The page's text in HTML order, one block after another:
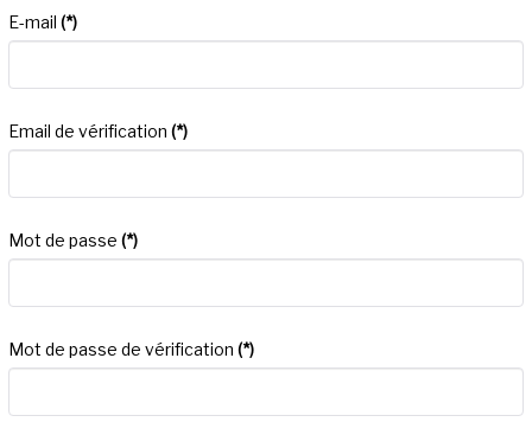
E-mail (*)
Email de vérification (*)
Mot de passe (*)
Mot de passe de vérification (*)